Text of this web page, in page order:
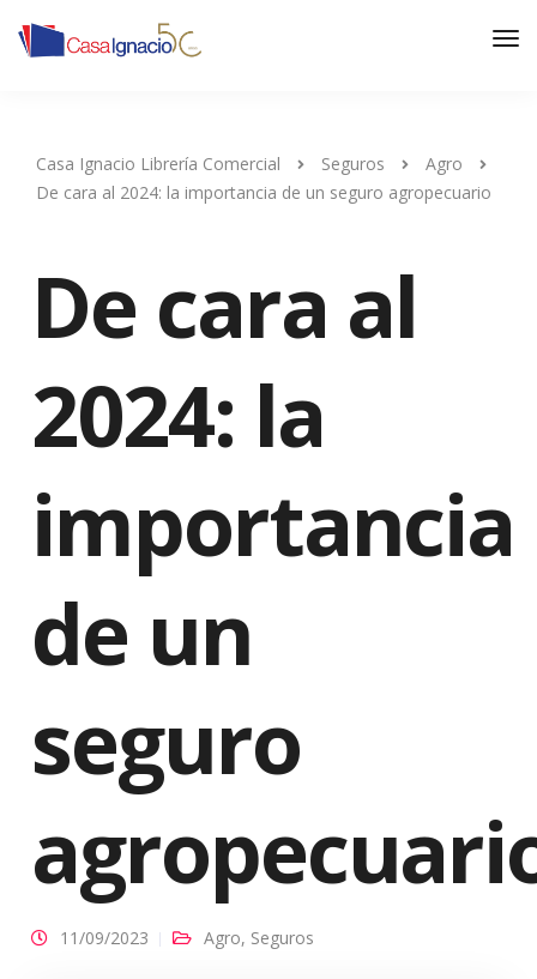
Casa Ignacio Librería Comercial Seguros
Agro
De cara al 2024: la importancia de un seguro agropecuario
De cara al
2024: la
importancia
de un
seguro
11/09/2023 Agro, Seguros